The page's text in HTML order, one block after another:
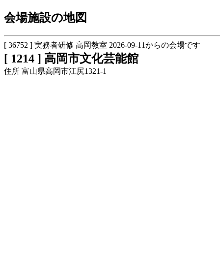
会場施設の地図
[ 36752 ] 実務者研修 高岡教室 2026-09-11からの会場です
[ 1214 ] 高岡市文化芸能館
住所 富山県高岡市江尻1321-1